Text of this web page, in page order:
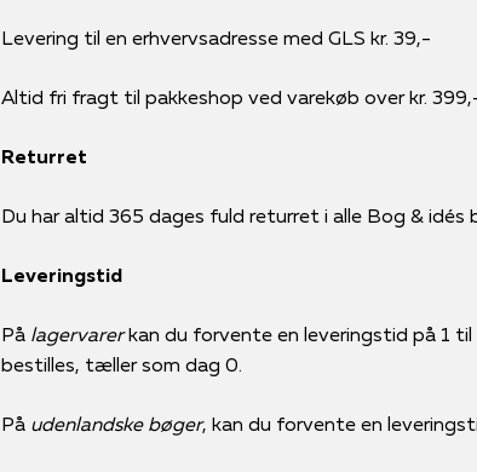
Levering til en erhvervsadresse med GLS kr. 39,-
Altid fri fragt til pakkeshop ved varekøb over kr.
Returret
Du har altid 365 dages fuld returret i alle Bog & idés
Leveringstid
På lagervarerkan du forvente en leveringstid på 1 til
bestilles, tæller som dag 0.
På udenlandske bøger, kan du forvente en